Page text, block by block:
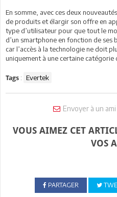
En somme, avec ces deux
de produits et élargir son offre en
type d’utilisateur pour que tout le
d’un smartphone en fonction de
car l’accès à la technologie ne doit
uniquement à une certaine catégorie
Tags : Evertek
Envoyer à un ami
VOUS AIMEZ CET
VOS
PARTAGER